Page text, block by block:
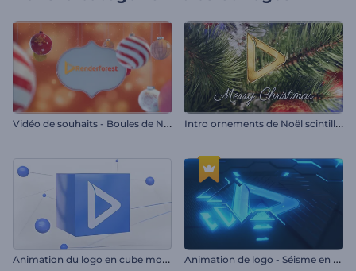
V
idéo de souhaits - Boules de Noël pendantes I
ntro ornements de Noël scintillants
A
nimation du logo en cube moléculaire A
nimation de logo - Séisme en néon